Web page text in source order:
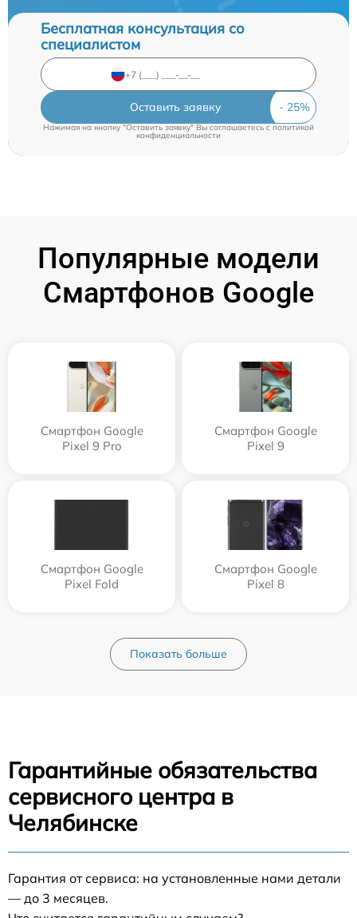
Бесплатная консультация со
специалистом
Оставить заявку
Нажимая на кнопку "Оставить заявку" Вы соглашаетесь c политикой
конфиденциальности
Популярные модели
Смартфонов Google
Смартфон Google
Pixel 9 Pro
Смартфон Google
Pixel 9
Смартфон Google
Pixel Fold
Смартфон Google
Pixel 8
Показать больше
Гарантийные обязательства
сервисного центра в
Челябинске
Гарантия от сервиса: на установленные нами детали
— до 3 месяцев.